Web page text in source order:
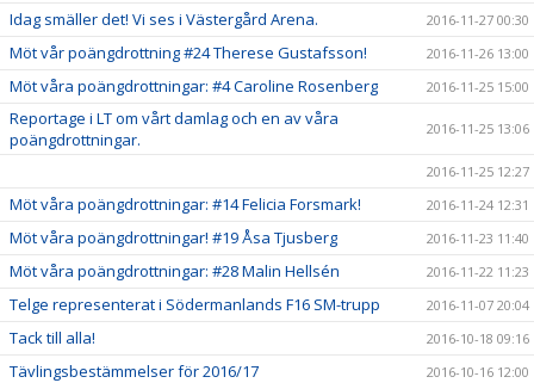
Idag smäller det! Vi ses i Västergård Arena. 2016-11-27 00:30
Möt vår poängdrottning #24 Therese Gustafsson! 2016-11-26 13:00
Möt våra poängdrottningar: #4 Caroline Rosenberg 2016-11-25 15:00
Reportage i LT om vårt damlag och en av våra
poängdrottningar.
2016-11-25 13:06
2016-11-25 12:27
Möt våra poängdrottningar: #14 Felicia Forsmark! 2016-11-24 12:31
Möt våra poängdrottningar! #19 Åsa Tjusberg 2016-11-23 11:40
Möt våra poängdrottningar: #28 Malin Hellsén 2016-11-22 11:23
Telge representerat i Södermanlands F16 SM-trupp 2016-11-07 20:04
Tack till alla! 2016-10-18 09:16
Tävlingsbestämmelser för 2016/17 2016-10-16 12:00